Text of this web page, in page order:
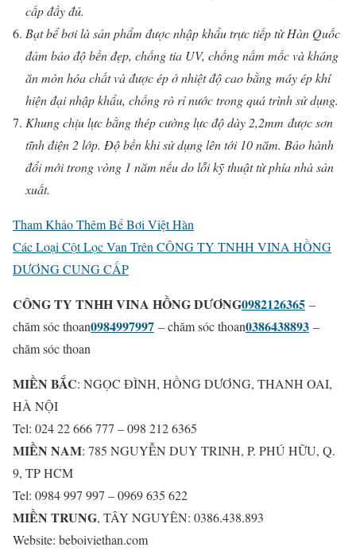
cấp đầy đủ.
Bạt bể bơi là sản phẩm được nhập khẩu trực tiếp từ Hàn Quốc
đảm bảo độ bền đẹp, chống tia UV, chống nấm mốc và kháng
ăn mòn hóa chất và được ép ở nhiệt độ cao bằng máy ép khí
hiện đại nhập khẩu, chống rò rỉ nước trong quá trình sử dụng.
Khung chịu lực bằng thép cường lực độ dày 2,2mm được sơn
tĩnh điện 2 lớp. Độ bền khi sử dụng lên tới 10 năm. Bảo hành
đổi mới trong vòng 1 năm nếu do lỗi kỹ thuật từ phía nhà sản
xuất.
Tham Khảo Thêm Bể Bơi Việt Hàn
Các Loại Cột Lọc Van Trên CÔNG TY TNHH VINA HỒNG
DƯƠNG CUNG CẤP
CÔNG TY TNHH VINA HỒNG DƯƠNG0982126365 –
chăm sóc thoan0984997997 – chăm sóc thoan0386438893 –
chăm sóc thoan
MIỀN BẮC: NGỌC ĐÌNH, HỒNG DƯƠNG, THANH OAI,
HÀ NỘI
Tel: 024 22 666 777 – 098 212 6365
MIỀN NAM: 785 NGUYỄN DUY TRINH, P. PHÚ HỮU, Q.
9, TP HCM
Tel: 0984 997 997 – 0969 635 622
MIỀN TRUNG, TÂY NGUYÊN: 0386.438.893
Website: beboiviethan.com